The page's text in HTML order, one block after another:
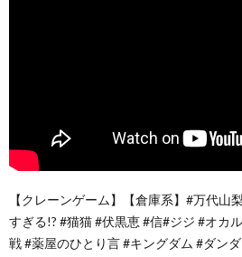
【クレーンゲーム】【倉庫系】#万代山
すぎる!? #猫猫 #伏黒恵 #信#ジジ #オカ
戦 #薬屋のひとり言 #キングダム #ダン